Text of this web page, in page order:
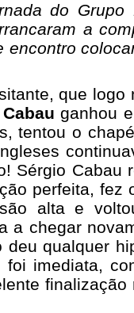
do Grupo
a
encontro
que
ganhou
tentou o
Sérgio Cabau
perfeita, fez
alta e
a chegar
qualquer
foi imediata,